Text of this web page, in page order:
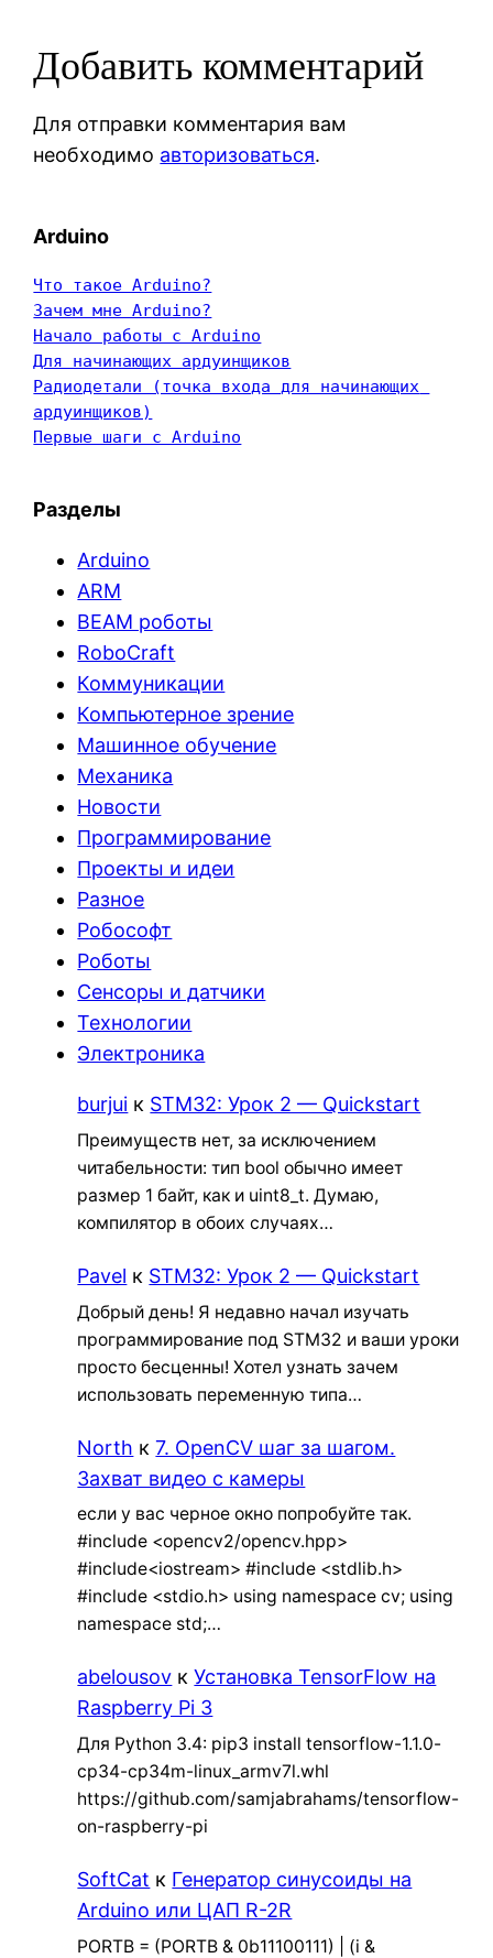
Добавить комментарий
Для отправки комментария вам
необходимо авторизоваться.
Arduino
Что такое Arduino?
Зачем мне Arduino?
Начало работы с Arduino
Для начинающих ардуинщиков
Радиодетали (точка входа для начинающих
ардуинщиков)
Первые шаги с Arduino
Разделы
Arduino
ARM
BEAM роботы
RoboCraft
Коммуникации
Компьютерное зрение
Машинное обучение
Механика
Новости
Программирование
Проекты и идеи
Разное
Робософт
Роботы
Сенсоры и датчики
Технологии
Электроника
burjui к STM32: Урок 2 — Quickstart
Преимуществ нет, за исключением
читабельности: тип bool обычно имеет
размер 1 байт, как и uint8_t. Думаю,
компилятор в обоих случаях…
Pavel к STM32: Урок 2 — Quickstart
Добрый день! Я недавно начал изучать
программирование под STM32 и ваши уроки
просто бесценны! Хотел узнать зачем
использовать переменную типа…
North к7. OpenCV шаг за шагом.
Захват видео с камеры
если у вас черное окно попробуйте так.
#include <opencv2/opencv.hpp>
#include<iostream> #include <stdlib.h>
#include <stdio.h> using namespace cv; using
namespace std;…
abelousov кУстановка TensorFlow на
Raspberry Pi 3
Для Python 3.4: pip3 install tensorflow-1.1.0-
cp34-cp34m-linux_armv7l.whl
https://github.com/samjabrahams/tensorflow-
on-raspberry-pi
SoftCat к Генератор синусоиды на
Arduino или ЦАП R-2R
PORTB = (PORTB & 0b11100111) | (i &